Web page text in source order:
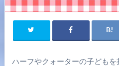
ハーフやクォーターの子ども